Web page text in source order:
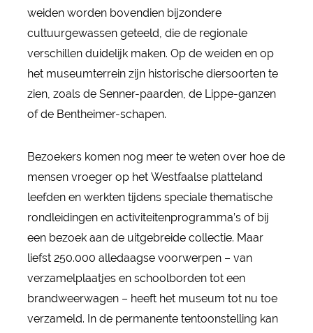
weiden worden bovendien bijzondere
cultuurgewassen geteeld, die de regionale
verschillen duidelijk maken. Op de weiden en op
het museumterrein zijn historische diersoorten te
zien, zoals de Senner-paarden, de Lippe-ganzen
of de Bentheimer-schapen.
Bezoekers komen nog meer te weten over hoe de
mensen vroeger op het Westfaalse platteland
leefden en werkten tijdens speciale thematische
rondleidingen en activiteitenprogramma’s of bij
een bezoek aan de uitgebreide collectie. Maar
liefst 250.000 alledaagse voorwerpen – van
verzamelplaatjes en schoolborden tot een
brandweerwagen – heeft het museum tot nu toe
verzameld. In de permanente tentoonstelling kan